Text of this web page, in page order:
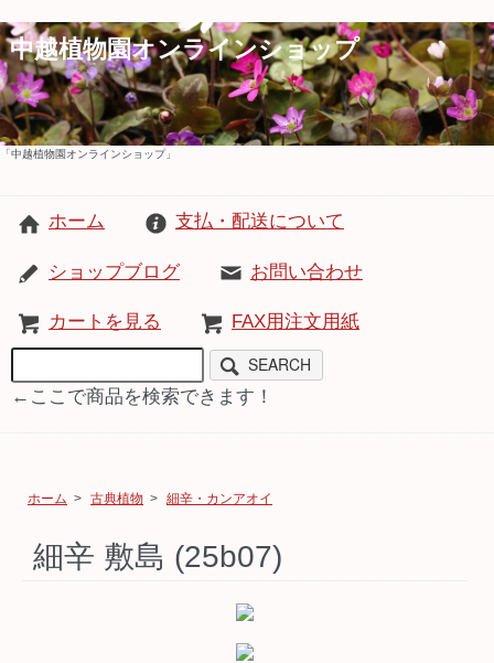
中越植物園オンラインショップ
「中越植物園オンラインショップ」
ホーム 支払・配送について
ショップブログ お問い合わせ
カートを見る FAX用注文用紙
SEARCH
←ここで商品を検索できます！
ホーム > 古典植物 > 細辛・カンアオイ
細辛 敷島 (25b07)